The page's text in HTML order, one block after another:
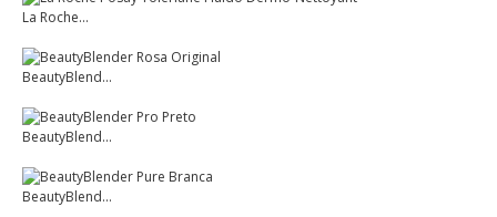
La Roche...
BeautyBlend...
BeautyBlend...
BeautyBlend...